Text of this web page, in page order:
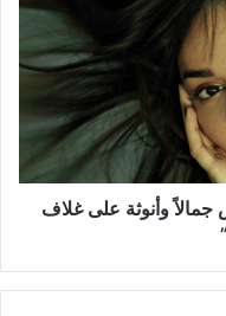
وأنوثة على غلاف